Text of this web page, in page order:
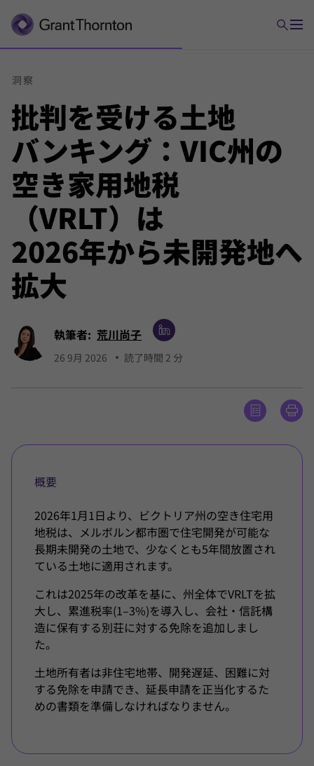
批判を受ける土地
バンキング： VIC州の
空き家用地税
（VRLT）は
2026年から未開発地へ
拡大
洞察
執筆者: 荒川尚子
26 9月 2026 読了時間 2 分
概要
2026年1月1日より、ビクトリア州の空き住宅用
地税は、メルボルン都市圏で住宅開発が可能な
長期未開発の土地で、少なくとも5年間放置され
ている土地に適用されます。
これは2025年の改革を基に、州全体でVRLTを拡
大し、累進税率(1–3%)を導入し、会社・信託構
造に保有する別荘に対する免除を追加しまし
た。
土地所有者は非住宅地帯、開発遅延、困難に対
する免除を申請でき、延長申請を正当化するた
めの書類を準備しなければなりません。